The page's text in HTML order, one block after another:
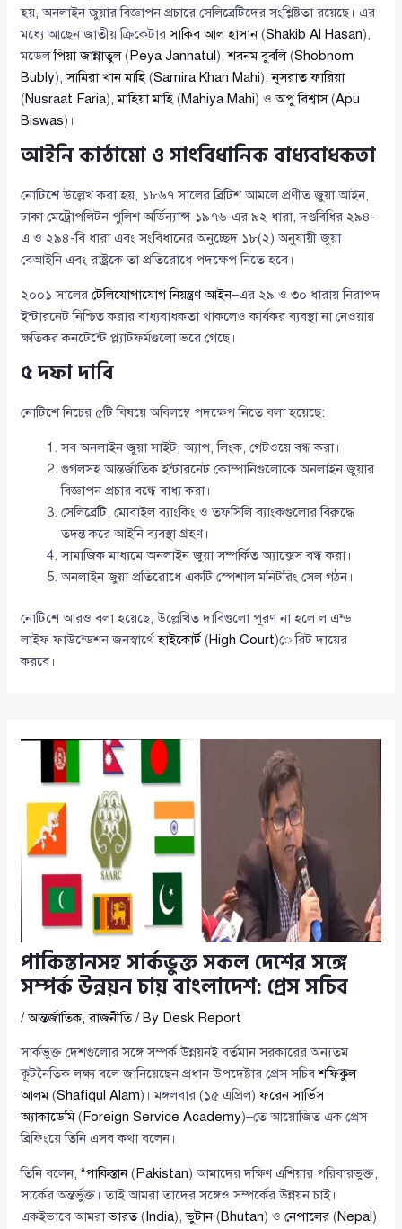
হয়, অনলাইন জুয়ার বিজ্ঞাপন প্রচারে সেলিব্রেটিদের সংশ্লিষ্টতা রয়েছে। এর
মধ্যে আছেন জাতীয় ক্রিকেটারসাকিব আল হাসান(Shakib Al Hasan),
মডেলপিয়া জান্নাতুল(Peya Jannatul),শবনম বুবলি(Shobnom
Bubly),সামিরা খান মাহি (Samira Khan Mahi),নুসরাত ফারিয়া
(Nusraat Faria),মাহিয়া মাহি (Mahiya Mahi) ওঅপু বিশ্বাস(Apu
Biswas)।
আইনি কাঠামো ও সাংবিধানিক বাধ্যবাধকতা
নোটিশে উল্লেখ করা হয়, ১৮৬৭ সালের ব্রিটিশ আমলে প্রণীত জুয়া আইন,
ঢাকা মেট্রোপলিটন পুলিশ অর্ডিন্যান্স ১৯৭৬-এর ৯২ ধারা, দণ্ডবিধির ২৯৪-
এ ও ২৯৪-বি ধারা এবং সংবিধানের অনুচ্ছেদ ১৮(২) অনুযায়ী জুয়া
বেআইনি এবং রাষ্ট্রকে তা প্রতিরোধে পদক্ষেপ নিতে হবে।
২০০১ সালেরটেলিযোগাযোগ নিয়ন্ত্রণ আইন–এর ২৯ ও ৩০ ধারায় নিরাপদ
ইন্টারনেট নিশ্চিত করার বাধ্যবাধকতা থাকলেও কার্যকর ব্যবস্থা না নেওয়ায়
ক্ষতিকর কনটেন্টে প্ল্যাটফর্মগুলো ভরে গেছে।
৫ দফা দাবি
নোটিশে নিচের ৫টি বিষয়ে অবিলম্বে পদক্ষেপ নিতে বলা হয়েছে:
সব অনলাইন জুয়া সাইট, অ্যাপ, লিংক, গেটওয়ে বন্ধ করা।
গুগলসহ আন্তর্জাতিক ইন্টারনেট কোম্পানিগুলোকে অনলাইন জুয়ার
বিজ্ঞাপন প্রচার বন্ধে বাধ্য করা।
সেলিব্রেটি, মোবাইল ব্যাংকিং ও তফসিলি ব্যাংকগুলোর বিরুদ্ধে
তদন্ত করে আইনি ব্যবস্থা গ্রহণ।
সামাজিক মাধ্যমে অনলাইন জুয়া সম্পর্কিত অ্যাক্সেস বন্ধ করা।
অনলাইন জুয়া প্রতিরোধে একটি স্পেশাল মনিটরিং সেল গঠন।
নোটিশে আরও বলা হয়েছে, উল্লেখিত দাবিগুলো পূরণ না হলে ল এন্ড
লাইফ ফাউন্ডেশন জনস্বার্থেহাইকোর্ট (High Court)ে রিট দায়ের
করবে।
পাকিস্তানসহ সার্কভুক্ত সকল দেশের সঙ্গে
সম্পর্ক উন্নয়ন চায় বাংলাদেশ: প্রেস সচিব
/আন্তর্জাতিক,রাজনীতি/ By Desk Report
সার্কভুক্ত দেশগুলোর সঙ্গে সম্পর্ক উন্নয়নই বর্তমান সরকারের অন্যতম
কূটনৈতিক লক্ষ্য বলে জানিয়েছেন প্রধান উপদেষ্টার প্রেস সচিবশফিকুল
আলম(Shafiqul Alam)। মঙ্গলবার (১৫ এপ্রিল)ফরেন সার্ভিস
অ্যাকাডেমি( Foreign Service Academy)–তে আয়োজিত এক প্রেস
ব্রিফিংয়ে তিনি এসব কথা বলেন।
তিনি বলেন, “পাকিস্তান( Pakistan) আমাদের দক্ষিণ এশিয়ার পরিবারভুক্ত,
সার্কের অন্তর্ভুক্ত। তাই আমরা তাদের সঙ্গেও সম্পর্কের উন্নয়ন চাই।
একইভাবে আমরাভারত( India),ভুটান(Bhutan) ওনেপালের (Nepal )